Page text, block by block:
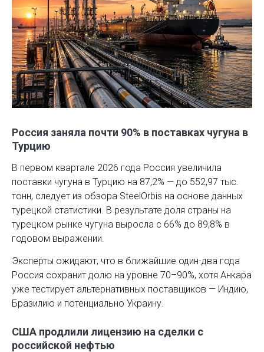
Россия заняла почти 90% в поставках чугуна в
Турцию
В первом квартале 2026 года Россия увеличила
поставки чугуна в Турцию на 87,2% — до 552,97 тыс.
тонн, следует из обзора SteelOrbis на основе данных
турецкой статистики. В результате доля страны на
турецком рынке чугуна выросла с 66% до 89,8% в
годовом выражении.
Эксперты ожидают, что в ближайшие один-два года
Россия сохранит долю на уровне 70–90%, хотя Анкара
уже тестирует альтернативных поставщиков — Индию,
Бразилию и потенциально Украину.
США продлили лицензию на сделки с
российской нефтью